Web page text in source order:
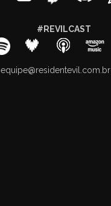
#REVILCAST
equipe@residentevil.com.br